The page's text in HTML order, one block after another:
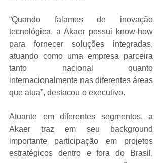
“Quando falamos de inovação
tecnológica, a Akaer possui know-how
para fornecer soluções integradas,
atuando como uma empresa parceira
tanto nacional quanto
internacionalmente nas diferentes áreas
que atua”, destacou o executivo.
Atuante em diferentes segmentos, a
Akaer traz em seu background
importante participação em projetos
estratégicos dentro e fora do Brasil,